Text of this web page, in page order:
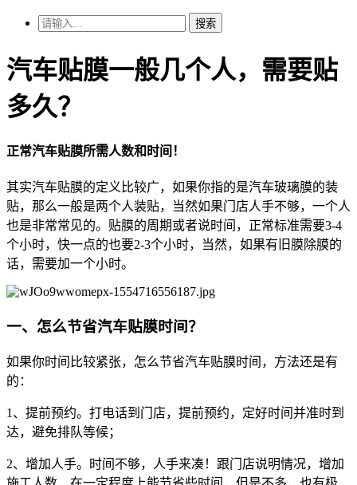
搜索
汽车贴膜一般几个人，需要贴
多久？
正常汽车贴膜所需人数和时间！
其实汽车贴膜的定义比较广，如果你指的是汽车玻璃膜的装
贴，那么一般是两个人装贴，当然如果门店人手不够，一个人
也是非常常见的。贴膜的周期或者说时间，正常标准需要3-4
个小时，快一点的也要2-3个小时，当然，如果有旧膜除膜的
话，需要加一个小时。
一、怎么节省汽车贴膜时间？
如果你时间比较紧张，怎么节省汽车贴膜时间，方法还是有
的：
1、提前预约。打电话到门店，提前预约，定好时间并准时到
达，避免排队等候；
2、增加人手。时间不够，人手来凑！跟门店说明情况，增加